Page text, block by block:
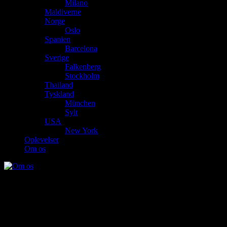
Milano
Maldiverne
Norge
Oslo
Spanien
Barcelona
Sverige
Falkenberg
Stockholm
Thailand
Tyskland
München
Sylt
USA
New York
Oplevelser
Om os